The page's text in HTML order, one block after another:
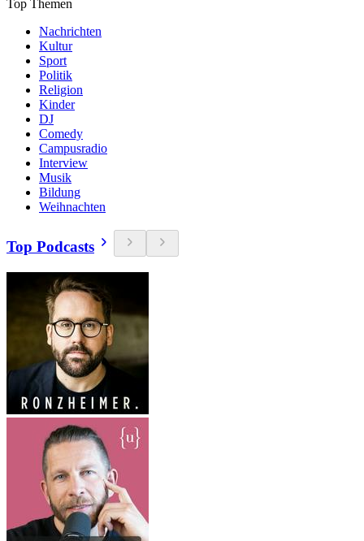
Top Themen
Nachrichten
Kultur
Sport
Politik
Religion
Kinder
DJ
Comedy
Campusradio
Interview
Musik
Bildung
Weihnachten
Top Podcasts